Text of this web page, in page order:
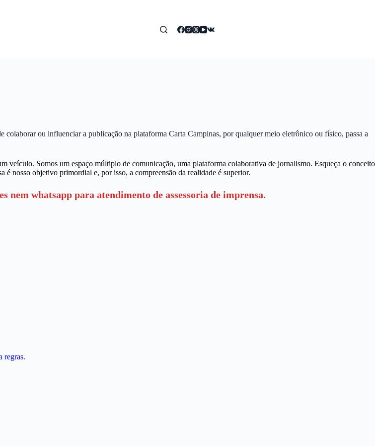
ou influenciar a publicação na plataforma Carta Campinas, por qualquer meio eletrônico ou físico, passa a
veículo. Somos um espaço múltiplo de comunicação, uma plataforma colaborativa de jornalismo. Esqueça o conceito
nosso objetivo primordial e, por isso, a compreensão da realidade é superior.
nem whatsapp para atendimento de assessoria de imprensa.
regras.